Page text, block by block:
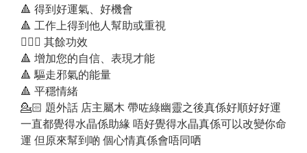
🔺 得到好運氣、好機會
🔺 工作上得到他人幫助或重視
💁🏻‍♂️ 其餘功效
🔺 增加您的自信、表現才能
🔺 驅走邪氣的能量
🔺 平穩情緒
💁🏻 題外話 店主屬木 帶咗綠幽靈之後真係好順好好運
一直都覺得水晶係助緣 唔好覺得水晶真係可以改變你命
運 但原來幫到啲 個心情真係會唔同哂